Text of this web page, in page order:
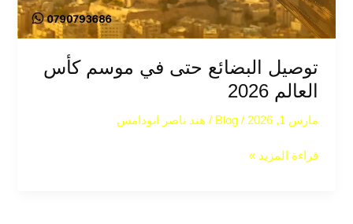
توصيل البضائع حتى في موسم كأس
العالم 2026
مارس 1, 2026 /
Blog
/ هند ناصر ابودامس
قراءة المزيد »